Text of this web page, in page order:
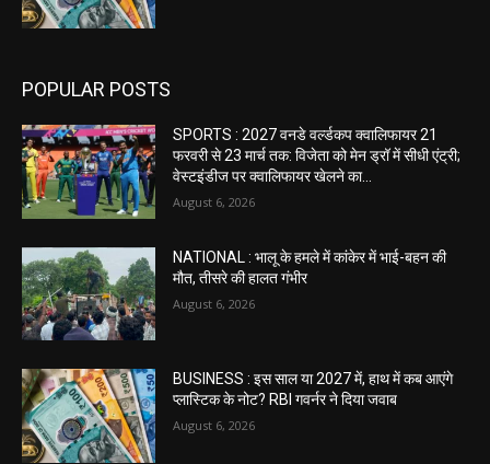
POPULAR POSTS
SPORTS : 2027 वनडे वर्ल्डकप क्वालिफायर 21
फरवरी से 23 मार्च तक: विजेता को मेन ड्रॉ में सीधी एंट्री;
वेस्टइंडीज पर क्वालिफायर खेलने का...
August 6, 2026
NATIONAL : भालू के हमले में कांकेर में भाई-बहन की
मौत, तीसरे की हालत गंभीर
August 6, 2026
BUSINESS : इस साल या 2027 में, हाथ में कब आएंगे
प्लास्टिक के नोट? RBI गवर्नर ने दिया जवाब
August 6, 2026